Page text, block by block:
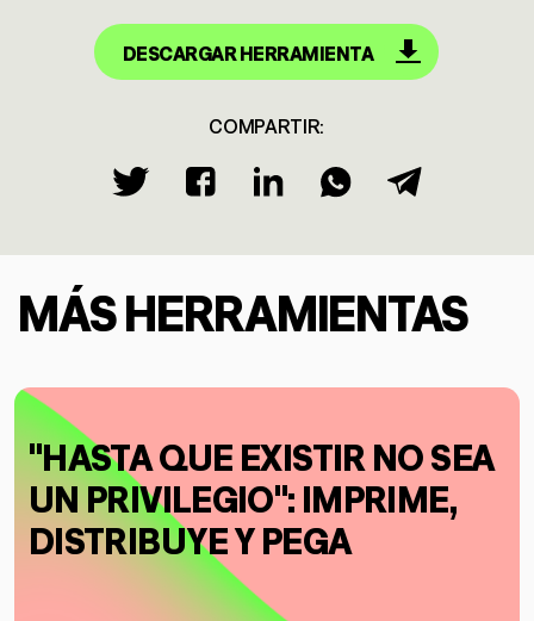
DESCARGAR HERRAMIENTA
COMPARTIR:
MÁS HERRAMIENTAS
"HASTA QUE EXISTIR NO SEA
UN PRIVILEGIO": IMPRIME,
DISTRIBUYE Y PEGA